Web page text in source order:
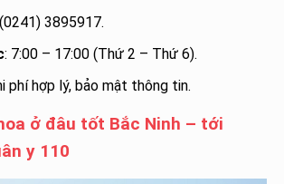
3895917.
: 7:00 – 17:00 (Thứ 2 – Thứ 6).
phí hợp lý, bảo mật thông tin.
ở đâu tốt Bắc Ninh – tới
y 110